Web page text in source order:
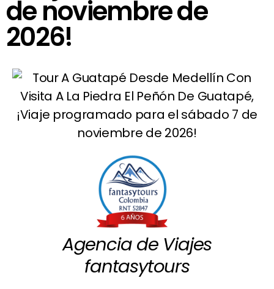
de noviembre de
2026!
Agencia de Viajes
fantasytours